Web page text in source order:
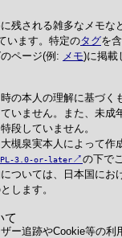
残される雑多なメモな
います。特定のタグを
ページ(例: メモ)に掲載
の本人の理解に基づく
いません。また、未成
段していません。
槻泉実本人によって作
3.0-or-later
の下で
ついては、日本国にお
します。
て
ー追跡やCookie等の利